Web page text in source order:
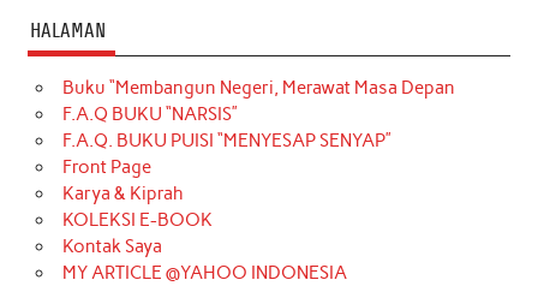
HALAMAN
Buku “Membangun Negeri, Merawat Masa Depan
F.A.Q BUKU “NARSIS”
F.A.Q. BUKU PUISI “MENYESAP SENYAP”
Front Page
Karya & Kiprah
KOLEKSI E-BOOK
Kontak Saya
MY ARTICLE @YAHOO INDONESIA